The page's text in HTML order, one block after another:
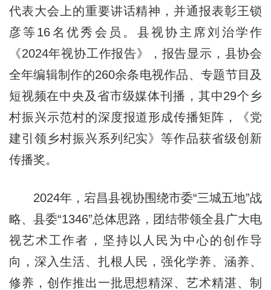
代表大会上的重要讲话精神，并通报表彰王锁
彦等16名优秀会员。县视协主席刘治学作
《2024年视协工作报告》，报告显示，县协会
全年编辑制作的260余条电视作品、专题节目及
短视频在中央及省市级媒体刊播，其中29个乡
村振兴示范村的深度报道形成传播矩阵，《党
建引领乡村振兴系列纪实》等作品获省级创新
传播奖。
2024年，宕昌县视协围绕市委“三城五地”战
略、县委“1346”总体思路，团结带领全县广大电
视艺术工作者，坚持以人民为中心的创作导
向，深入生活、扎根人民，强化学养、涵养、
修养，创作推出一批思想精深、艺术精湛、制